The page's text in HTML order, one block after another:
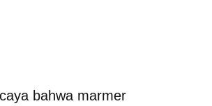
bahwa marmer